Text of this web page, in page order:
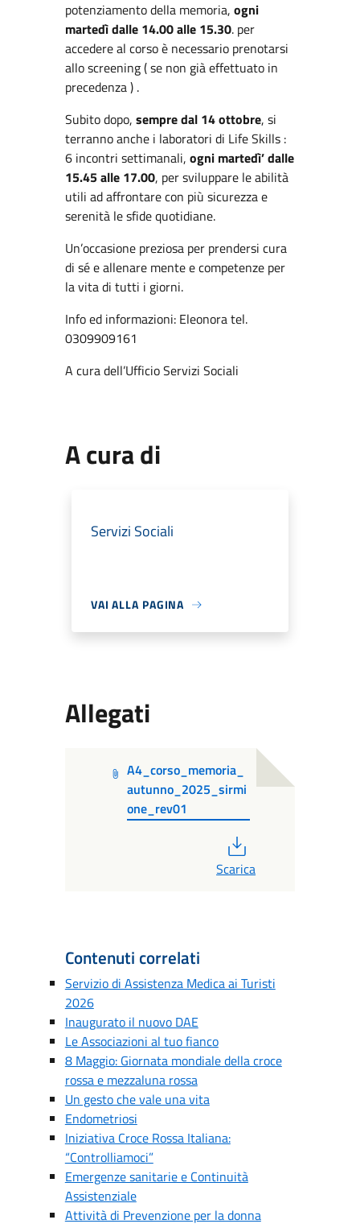
potenziamento della memoria, ogni
martedì dalle 14.00 alle 15.30. per
accedere al corso è necessario prenotarsi
allo screening ( se non già effettuato in
precedenza ) .
Subito dopo, sempre dal 14 ottobre, si
terranno anche i laboratori di Life Skills :
6 incontri settimanali, ogni martedì’ dalle
15.45 alle 17.00, per sviluppare le abilità
utili ad affrontare con più sicurezza e
serenità le sfide quotidiane.
Un’occasione preziosa per prendersi cura
di sé e allenare mente e competenze per
la vita di tutti i giorni.
Info ed informazioni: Eleonora tel.
0309909161
A cura dell’Ufficio Servizi Sociali
A cura di
Servizi Sociali
VAI ALLA PAGINA
Allegati
A4_corso_memoria_
autunno_2025_sirmi
one_rev01
Scarica
Contenuti correlati
Servizio di Assistenza Medica ai Turisti
2026
Inaugurato il nuovo DAE
Le Associazioni al tuo fianco
8 Maggio: Giornata mondiale della croce
rossa e mezzaluna rossa
Un gesto che vale una vita
Endometriosi
Iniziativa Croce Rossa Italiana:
“Controlliamoci”
Emergenze sanitarie e Continuità
Assistenziale
Attività di Prevenzione per la donna